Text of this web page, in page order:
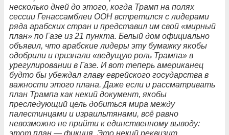
несколько дней до этого, когда Трамп на полях
сессии Генассамблеи ООН встретился с лидерами
ряда арабских стран и представил им свой «мирный
план» по Газе из 21 пункта. Белый дом официально
объявил, что арабские лидеры эту бумажку якобы
одобрили и признали «ведущую роль Трампа» в
урегулировании в Газе. И вот теперь американец
будто бы убеждал главу еврейского государства в
важности этого плана. Даже если и рассматривать
план Трампа как некий документ, якобы
преследующий цель добиться мира между
палестинцами и израильтянами, всё равно
невозможно не прийти к единственному выводу:
этот план — фикция. Это некий реквизит